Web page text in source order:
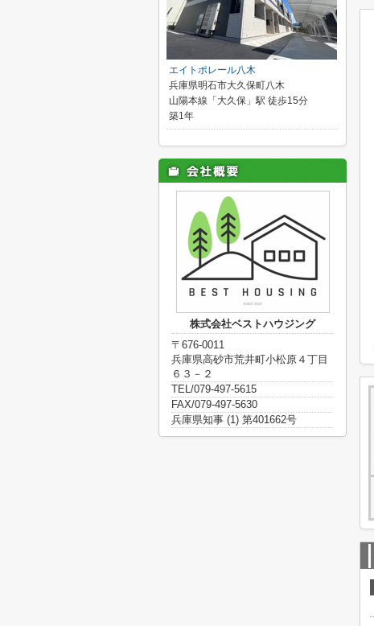
エイトポレール八木
兵庫県明石市大久保町八木
山陽本線「大久保」駅 徒歩15分
築1年
株式会社ベストハウジング
〒676-0011
兵庫県高砂市荒井町小松原４丁目
６３－２
TEL/079-497-5615
FAX/079-497-5630
兵庫県知事 (1) 第401662号